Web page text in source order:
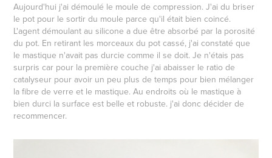
Aujourd'hui j'ai démoulé le moule de compression. J'ai du briser
le pot pour le sortir du moule parce qu'il était bien coincé.
L'agent démoulant au silicone a due être absorbé par la porosité
du pot. En retirant les morceaux du pot cassé, j'ai constaté que
le mastique n'avait pas durcie comme il se doit. Je n'étais pas
surpris car pour la première couche j'ai abaisser le ratio de
catalyseur pour avoir un peu plus de temps pour bien mélanger
la fibre de verre et le mastique. Au endroits où le mastique à
bien durci la surface est belle et robuste. j'ai donc décider de
recommencer.